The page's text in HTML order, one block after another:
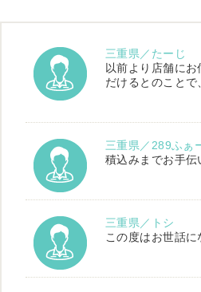
三重県／たーじ
以前より店舗に
だけるとのことで
三重県／289ふぁ
積込みまでお手伝
三重県／トシ
この度はお世話